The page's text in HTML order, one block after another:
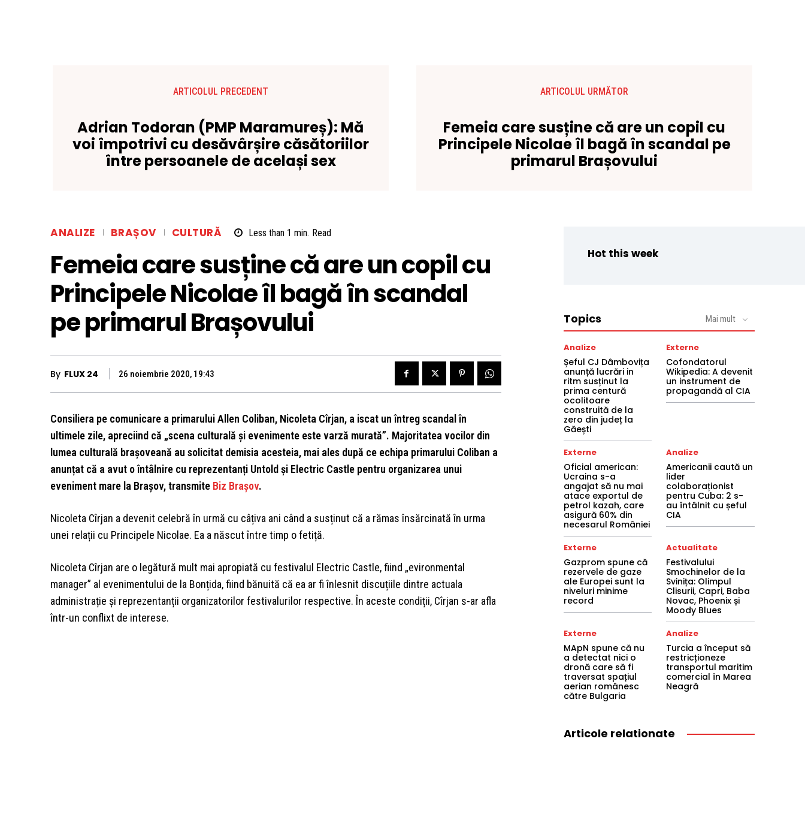
ARTICOLUL PRECEDENT
Adrian Todoran (PMP Maramureș): Mă
voi împotrivi cu desăvârșire căsătoriilor
între persoanele de același sex
ARTICOLUL URMĂTOR
Femeia care susține că are un copil cu
Principele Nicolae îl bagă în scandal pe
primarul Brașovului